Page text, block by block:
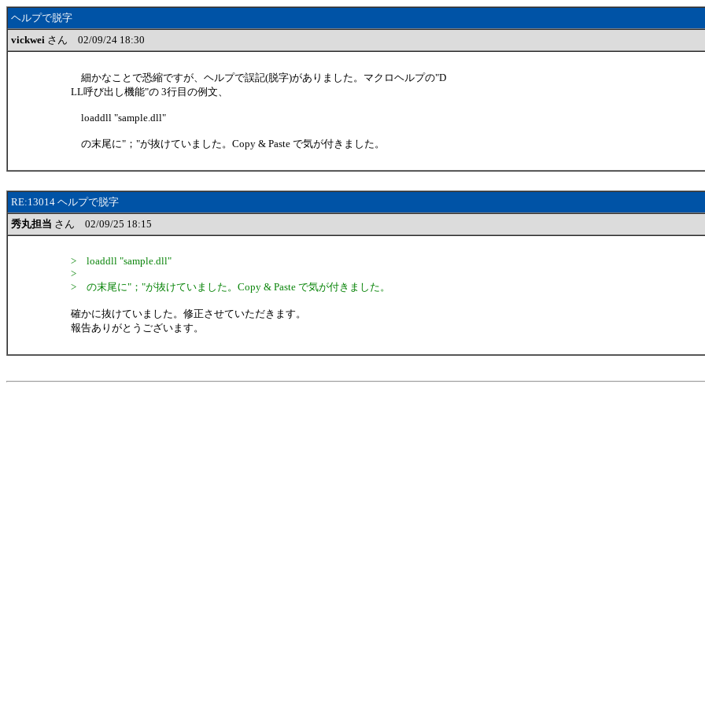
ヘルプで脱字
vickwei さん 02/09/24 18:30
細かなことで恐縮ですが、ヘルプで誤記(脱字)がありました。マクロヘルプの"D
LL呼び出し機能"の 3行目の例文、
loaddll "sample.dll"
の末尾に"；"が抜けていました。Copy & Paste で気が付きました。
RE:13014 ヘルプで脱字
秀丸担当 さん 02/09/25 18:15
> loaddll "sample.dll"
>
> の末尾に"；"が抜けていました。Copy & Paste で気が付きました。
確かに抜けていました。修正させていただきます。
報告ありがとうございます。